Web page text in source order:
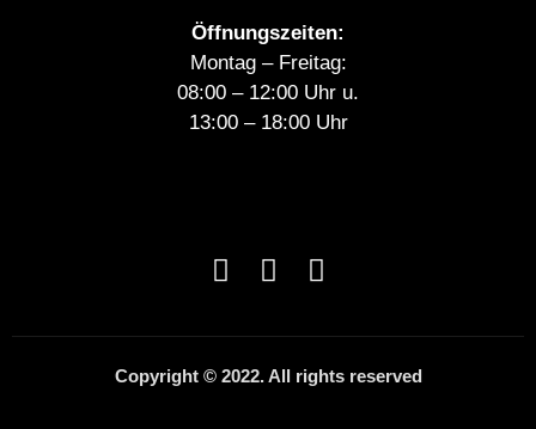
Öffnungszeiten:
Montag – Freitag:
08:00 – 12:00 Uhr u.
13:00 – 18:00 Uhr
Copyright © 2022. All rights reserved